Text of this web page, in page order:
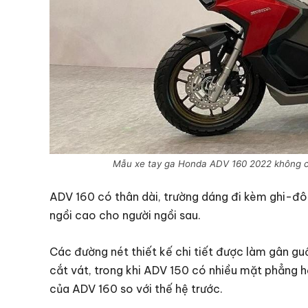
Mẫu xe tay ga Honda ADV 160 2022 không
ADV 160 có thân dài, trường dáng đi kèm ghi-
ngồi cao cho người ngồi sau.
Các đường nét thiết kế chi tiết được làm gân
cắt vát, trong khi ADV 150 có nhiều mặt phẳng
của ADV 160 so với thế hệ trước.